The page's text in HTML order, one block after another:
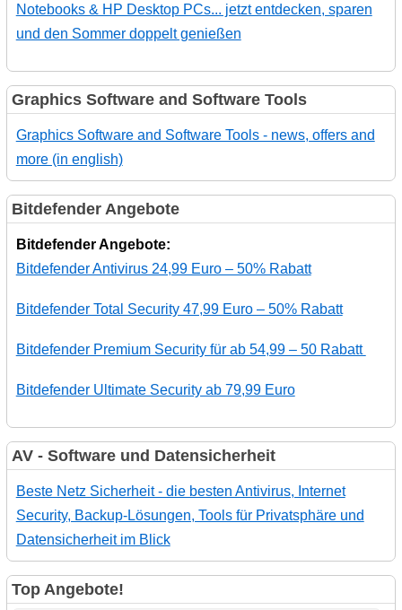
Notebooks & HP Desktop PCs... jetzt entdecken, sparen
und den Sommer doppelt genießen
Graphics Software and Software Tools
Graphics Software and Software Tools - news, offers and
more (in english)
Bitdefender Angebote
Bitdefender Angebote:
Bitdefender Antivirus 24,99 Euro – 50% Rabatt
Bitdefender Total Security 47,99 Euro – 50% Rabatt
Bitdefender Premium Security für ab 54,99 – 50 Rabatt
Bitdefender Ultimate Security ab 79,99 Euro
AV - Software und Datensicherheit
Beste Netz Sicherheit - die besten Antivirus, Internet
Security, Backup-Lösungen, Tools für Privatsphäre und
Datensicherheit im Blick
Top Angebote!